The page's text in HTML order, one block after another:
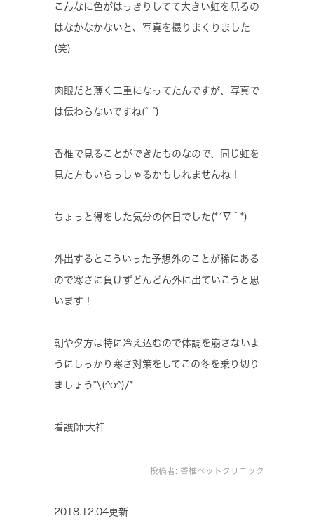
こんなに色がはっきりしてて大きい虹を見るの
はなかなかないと、写真を撮りまくりました
(笑)
肉眼だと薄く二重になってたんですが、写真で
は伝わらないですね(°_°)
香椎で見ることができたものなので、同じ虹を
見た方もいらっしゃるかもしれませんね！
ちょっと得をした気分の休日でした(*´∇｀*)
外出するとこういった予想外のことが稀にある
ので寒さに負けずどんどん外に出ていこうと思
います！
朝や夕方は特に冷え込むので体調を崩さないよ
うにしっかり寒さ対策をしてこの冬を乗り切り
ましょう*\(^o^)/*
看護師:大神
投稿者: 香椎ペットクリニック
2018.12.04更新